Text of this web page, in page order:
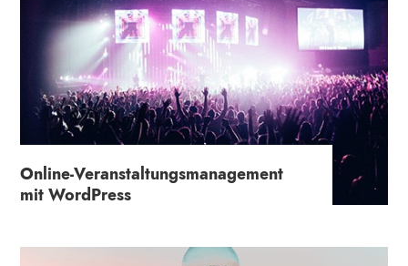
Online-Veranstaltungs­management
mit WordPress